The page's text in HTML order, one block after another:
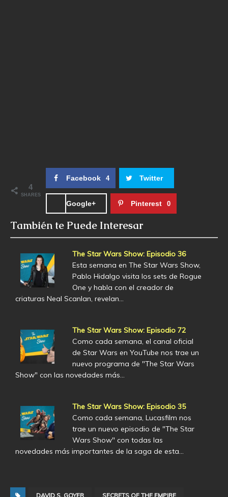
4
SHARES
Facebook 4 Twitter
Google+ Pinterest 0
También te Puede Interesar
The Star Wars Show: Episodio 36
Esta semana en The Star Wars Show,
Pablo Hidalgo visita los sets de Rogue
One y habla con el creador de
criaturas Neal Scanlan, revelan…
The Star Wars Show: Episodio 72
Como cada semana, el canal oficial
de Star Wars en YouTube nos trae un
nuevo programa de "The Star Wars
Show" con las novedades más…
The Star Wars Show: Episodio 35
Como cada semana, Lucasfilm nos
trae un nuevo episodio de "The Star
Wars Show" con todas las
novedades más importantes de la saga de esta…
DAVID S. GOYER SECRETS OF THE EMPIRE